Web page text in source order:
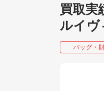
買取実
ルイ
バッグ・